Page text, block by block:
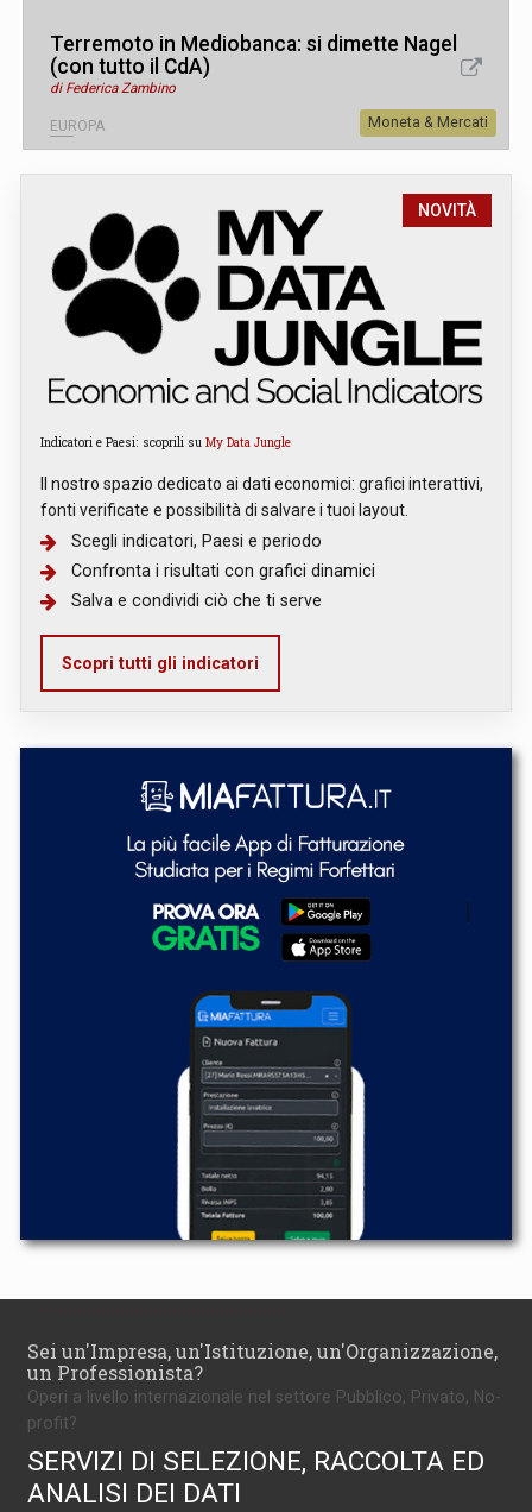
Terremoto in Mediobanca: si dimette Nagel
(con tutto il CdA)
di Federica Zambino
EUROPA Moneta & Mercati
NOVITÀ
Indicatori e Paesi: scoprili su My Data Jungle
Il nostro spazio dedicato ai dati economici: grafici interattivi,
fonti verificate e possibilità di salvare i tuoi layout.
Scegli indicatori, Paesi e periodo
Confronta i risultati con grafici dinamici
Salva e condividi ciò che ti serve
Scopri tutti gli indicatori
Sei un'Impresa, un'Istituzione, un'Organizzazione,
un Professionista?
Operi a livello internazionale nel settore Pubblico, Privato, No-
profit?
SERVIZI DI SELEZIONE, RACCOLTA ED
ANALISI DEI DATI